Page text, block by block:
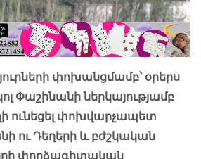
փոխանցմամբ՝ օրերս
Փաշինանի ներկայությամբ
ունեցել փոխվարչապետ
ու Դեղերի և բժշկական
փորձագիտական